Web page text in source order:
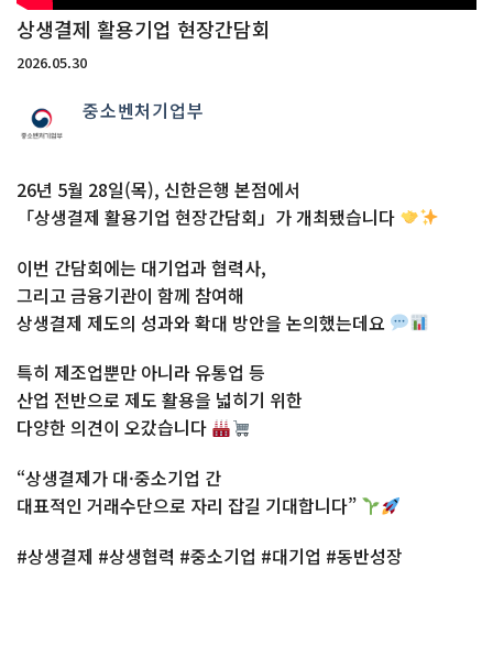
상생결제 활용기업 현장간담회
2026.05.30
중소벤처기업부
26년 5월 28일(목), 신한은행 본점에서
「상생결제 활용기업 현장간담회」가 개최됐습니다
이번 간담회에는 대기업과 협력사,
그리고 금융기관이 함께 참여해
상생결제 제도의 성과와 확대 방안을 논의했는데요
특히 제조업뿐만 아니라 유통업 등
산업 전반으로 제도 활용을 넓히기 위한
다양한 의견이 오갔습니다
“상생결제가 대·중소기업 간
대표적인 거래수단으로 자리 잡길 기대합니다”
#상생결제 #상생협력 #중소기업 #대기업 #동반성장